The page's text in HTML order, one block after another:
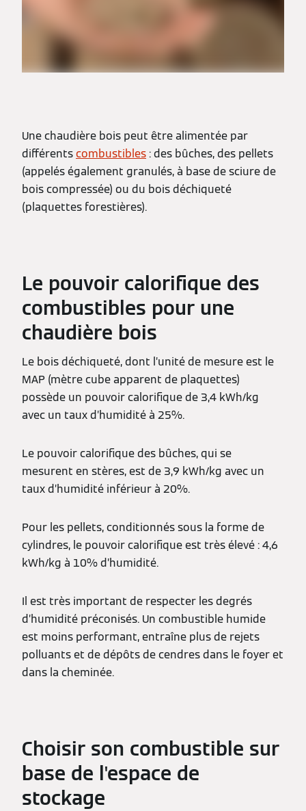
Une chaudière bois peut être alimentée par
différentscombustibles : des bûches, des pellets
(appelés également granulés, à base de sciure de
bois compressée) ou du bois déchiqueté
(plaquettes forestières).
Le pouvoir calorifique des
combustibles pour une
chaudière bois
Le bois déchiqueté, dont l’unité de mesure est le
MAP (mètre cube apparent de plaquettes)
possède un pouvoir calorifique de 3,4 kWh/kg
avec un taux d’humidité à 25%.
Le pouvoir calorifique des bûches, qui se
mesurent en stères, est de 3,9 kWh/kg avec un
taux d’humidité inférieur à 20%.
Pour les pellets, conditionnés sous la forme de
cylindres, le pouvoir calorifique est très élevé : 4,6
kWh/kg à 10% d’humidité.
Il est très important de respecter les degrés
d’humidité préconisés. Un combustible humide
est moins performant, entraîne plus de rejets
polluants et de dépôts de cendres dans le foyer et
dans la cheminée.
Choisir son combustible sur
base de l'espace de
stockage